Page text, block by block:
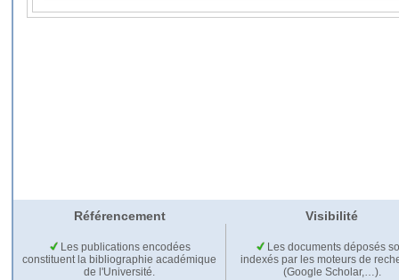
Référencement Visibilité
Les publications encodées
constituent la bibliographie académique
de l'Université.
Les documents déposés
indexés par les moteurs de
(Google Scholar,…).